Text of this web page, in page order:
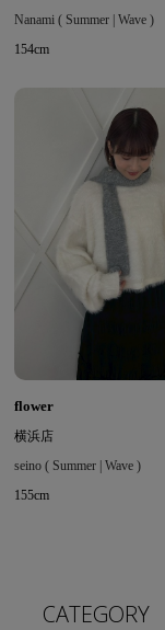
Nanami ( Summer | Wave )
154cm
flower
横浜店
seino ( Summer | Wave )
155cm
CATEGORY